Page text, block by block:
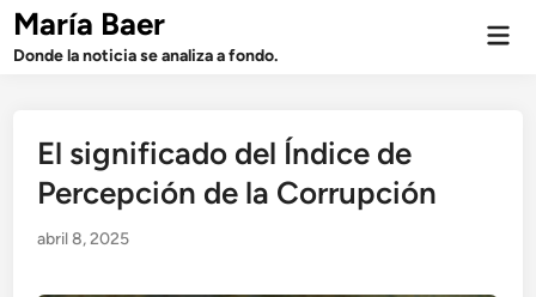
Saltar
contenido
María Baer
Donde la noticia se analiza a fondo.
El significado del Índice de
Percepción de la Corrupción
abril 8, 2025